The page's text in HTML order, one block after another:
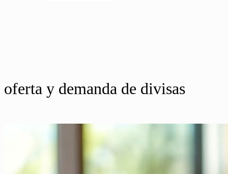
oferta y demanda de divisas